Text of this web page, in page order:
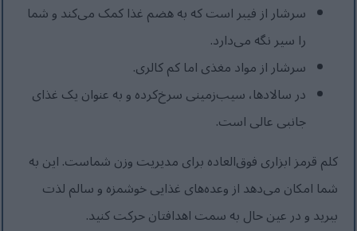
سرشار از فیبر است که به هضم غذا کمک می‌کند و شما
را سیر نگه می‌دارد.
سرشار از مواد مغذی اما کم کالری.
در سالادها، سیب‌زمینی سرخ‌کرده و به عنوان یک غذای
جانبی عالی است.
کلم قرمز ابزاری فوق‌العاده برای مدیریت وزن شماست. این به
شما امکان می‌دهد از وعده‌های غذایی خوشمزه و سالم لذت
ببرید و در عین حال به سمت اهدافتان حرکت کنید.